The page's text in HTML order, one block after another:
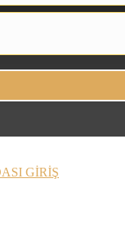
GİRİŞ